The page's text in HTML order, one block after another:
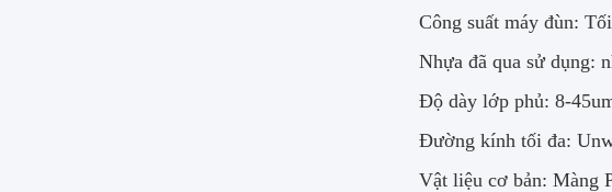
Công suất máy đùn:
Nhựa đã qua sử dụng:
Độ dày lớp phủ: 8-
Đường kính tối đa:
Vật liệu cơ bản: Màng